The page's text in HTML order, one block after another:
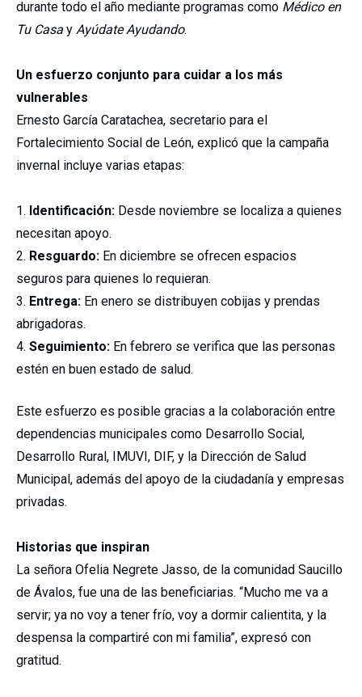
durante todo el año mediante programas como Médico en
Tu Casa y Ayúdate Ayudando.
Un esfuerzo conjunto para cuidar a los más
vulnerables
Ernesto García Caratachea, secretario para el
Fortalecimiento Social de León, explicó que la campaña
invernal incluye varias etapas:
Identificación: Desde noviembre se localiza a quienes
necesitan apoyo.
Resguardo: En diciembre se ofrecen espacios
seguros para quienes lo requieran.
Entrega: En enero se distribuyen cobijas y prendas
abrigadoras.
Seguimiento: En febrero se verifica que las personas
estén en buen estado de salud.
Este esfuerzo es posible gracias a la colaboración entre
dependencias municipales como Desarrollo Social,
Desarrollo Rural, IMUVI, DIF, y la Dirección de Salud
Municipal, además del apoyo de la ciudadanía y empresas
privadas.
Historias que inspiran
La señora Ofelia Negrete Jasso, de la comunidad Saucillo
de Ávalos, fue una de las beneficiarias. “Mucho me va a
servir; ya no voy a tener frío, voy a dormir calientita, y la
despensa la compartiré con mi familia”, expresó con
gratitud.